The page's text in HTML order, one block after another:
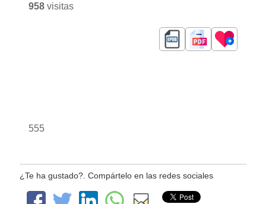
958visitas
555
¿Te ha gustado?. Compártelo en las redes sociales